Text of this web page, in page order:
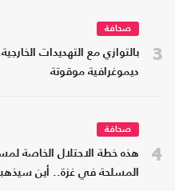
3
صحافة
بالتوازي مع التهديدات
ديموغرافية موقوتة
4
صحافة
هذه خطة الاحتلال الخاصة
المسلحة في غزة.. أين